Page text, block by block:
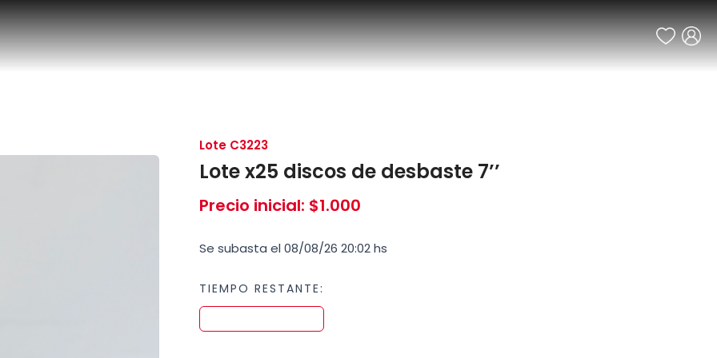
Lote C3223
Lote x25 discos de desbaste 7’’
Precio inicial: $1.000
Se subasta el 08/08/26 20:02 hs
TIEMPO RESTANTE: